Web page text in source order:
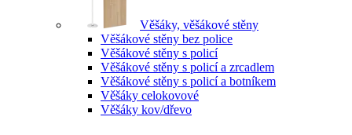
Věšáky, věšákové stěny
Věšákové stěny bez police
Věšákové stěny s policí
Věšákové stěny s policí a zrcadlem
Věšákové stěny s policí a botníkem
Věšáky celokovové
Věšáky kov/dřevo